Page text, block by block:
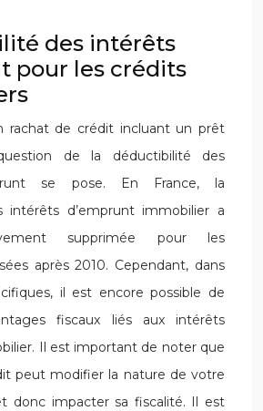
des intérêts
pour les crédits
rachat de crédit incluant un prêt
de la déductibilité des
se pose. En France, la
intérêts d’emprunt immobilier a
supprimée pour les
après 2010. Cependant, dans
il est encore possible de
fiscaux liés aux intérêts
Il est important de noter que
peut modifier la nature de votre
donc impacter sa fiscalité. Il est